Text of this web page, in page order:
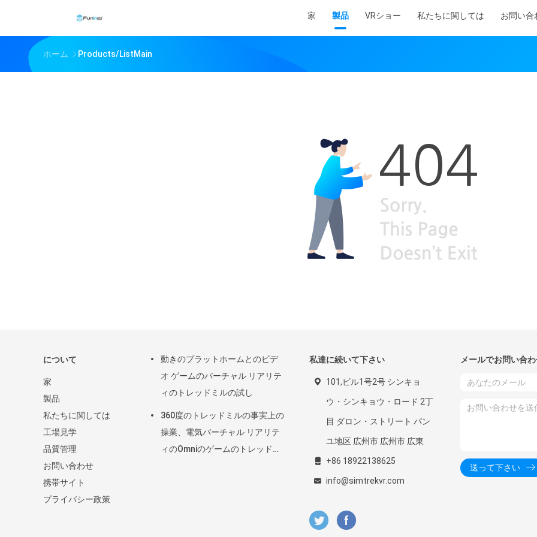
家 製品 VRショー 私たちに関しては お問い合
ホーム Products/ListMain
について
家
製品
私たちに関しては
工場見学
品質管理
お問い合わせ
携帯サイト
プライバシー政策
動きのプラットホームとのビデ
オ ゲームのバーチャル リアリテ
ィのトレッドミルの試し
360度のトレッドミルの事実上の
操業、電気バーチャル リアリテ
ィのOmniのゲームのトレッドミ
私達に続いて下さい
101,ビル1号2号 シンキョ
ウ・シンキョウ・ロード 2丁
目 ダロン・ストリート パン
ユ地区 広州市 広州市 広東
+86 18922138625
info@simtrekvr.com
メールでお問い合
送って下さい